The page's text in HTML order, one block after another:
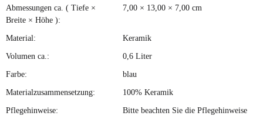
Abmessungen ca. ( Tiefe ×
Breite × Höhe ):
7,00 × 13,00 × 7,00 cm
Material: Keramik
Volumen ca.: 0,6 Liter
Farbe: blau
Materialzusammensetzung: 100% Keramik
Pflegehinweise:
Bitte beachten Sie die Pflegehinweise